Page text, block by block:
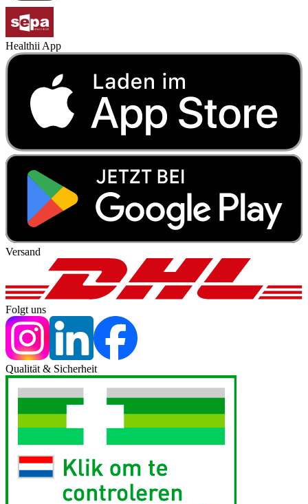
Healthii App
Versand
Folgt uns
Qualität & Sicherheit